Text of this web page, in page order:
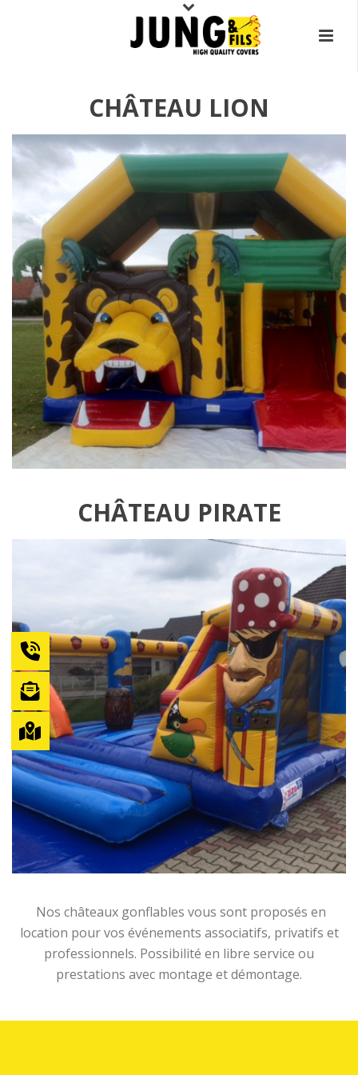
CHÂTEAU LION
CHÂTEAU PIRATE
Nos châteaux gonflables vous sont proposés en
location pour vos événements associatifs, privatifs et
professionnels. Possibilité en libre service ou
prestations avec montage et démontage.